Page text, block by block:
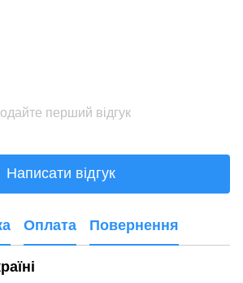
перший відгук
Написати відгук
Оплата Повернення